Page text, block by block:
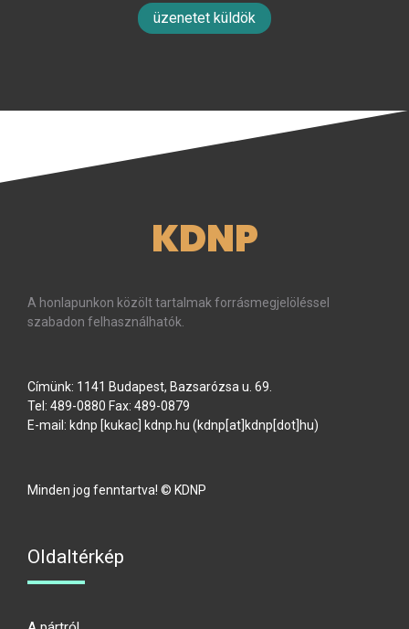
üzenetet küldök
KDNP
A honlapunkon közölt tartalmak forrásmegjelöléssel
szabadon felhasználhatók.
Címünk: 1141 Budapest, Bazsarózsa u. 69.
Tel: 489-0880 Fax: 489-0879
E-mail: kdnp [kukac] kdnp hu (kdnp[at]kdnp[dot]hu)
Minden jog fenntartva! © KDNP
Oldaltérkép